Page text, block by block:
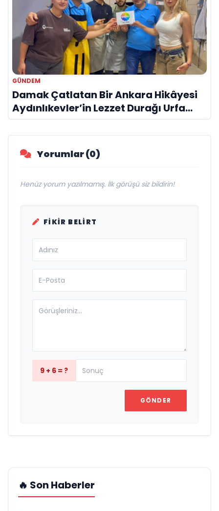
GÜNDEM
Damak Çatlatan Bir Ankara Hikâyesi
Aydınlıkevler’in Lezzet Durağı Urfa
Damak
Yorumlar (0)
Henüz yorum yazılmamış. İlk görüşü siz bildirin!
FIKIR BELIRT
9 + 6 = ?
GÖNDER
🔥 Son Haberler